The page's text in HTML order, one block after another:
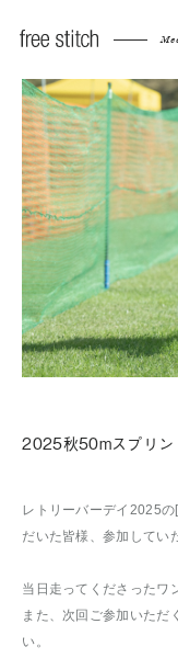
2025秋50mスプリン
レトリーバーデイ2025
だいた皆様、参加してい
当日走ってくださったワ
また、次回ご参加いただ
い。